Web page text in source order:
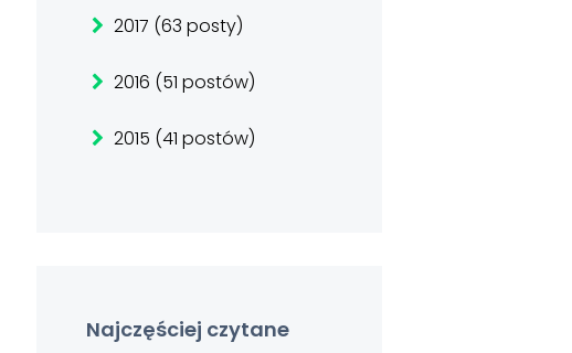
2017 (63 posty)
2016 (51 postów)
2015 (41 postów)
Najczęściej czytane